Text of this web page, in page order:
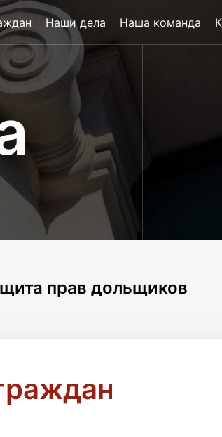
Наши дела Наша команда
прав дольщиков